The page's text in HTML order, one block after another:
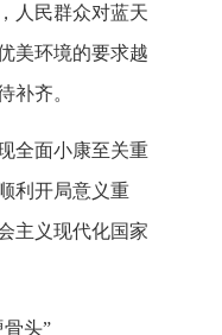
人民群众对蓝天
美环境的要求越
补齐。
全面小康至关重
利开局意义重
主义现代化国家
头”